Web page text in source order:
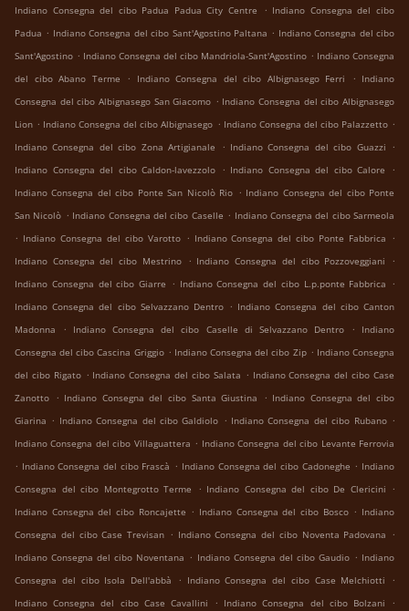
Indiano Consegna del cibo Padua Padua City Centre
. Indiano Consegna del cibo
Padua . Indiano Consegna del cibo Sant'Agostino Paltana . Indiano Consegna del cibo
Sant'Agostino . Indiano Consegna del cibo Mandriola-Sant'Agostino . Indiano Consegna
del cibo Abano Terme
. Indiano Consegna del cibo Albignasego Ferri . Indiano
Consegna del cibo Albignasego San Giacomo . Indiano Consegna del cibo Albignasego
Lion . Indiano Consegna del cibo Albignasego . Indiano Consegna del cibo Palazzetto .
Indiano Consegna del cibo Zona Artigianale
. Indiano Consegna del cibo Guazzi .
Indiano Consegna del cibo Caldon-lavezzolo . Indiano Consegna del cibo Calore
.
Indiano Consegna del cibo Ponte San Nicolò Rio . Indiano Consegna del cibo Ponte
San Nicolò . Indiano Consegna del cibo Caselle . Indiano Consegna del cibo Sarmeola
. Indiano Consegna del cibo Varotto . Indiano Consegna del cibo Ponte Fabbrica .
Indiano Consegna del cibo Mestrino . Indiano Consegna del cibo Pozzoveggiani
.
Indiano Consegna del cibo Giarre . Indiano Consegna del cibo L.p.ponte Fabbrica .
Indiano Consegna del cibo Selvazzano Dentro . Indiano Consegna del cibo Canton
Madonna
. Indiano Consegna del cibo Caselle di Selvazzano Dentro .
Indiano
Consegna del cibo Cascina Griggio . Indiano Consegna del cibo Zip . Indiano Consegna
del cibo Rigato . Indiano Consegna del cibo Salata . Indiano Consegna del cibo Case
Zanotto . Indiano Consegna del cibo Santa Giustina . Indiano Consegna del cibo
Giarina . Indiano Consegna del cibo Galdiolo . Indiano Consegna del cibo Rubano .
Indiano Consegna del cibo Villaguattera . Indiano Consegna del cibo Levante Ferrovia
. Indiano Consegna del cibo Frascà . Indiano Consegna del cibo Cadoneghe . Indiano
Consegna del cibo Montegrotto Terme
. Indiano Consegna del cibo De Clericini .
Indiano Consegna del cibo Roncajette . Indiano Consegna del cibo Bosco . Indiano
Consegna del cibo Case Trevisan . Indiano Consegna del cibo Noventa Padovana .
Indiano Consegna del cibo Noventana . Indiano Consegna del cibo Gaudio . Indiano
Consegna del cibo Isola Dell'abbà
. Indiano Consegna del cibo Case Melchiotti
.
Indiano Consegna del cibo Case Cavallini
. Indiano Consegna del cibo Bolzani
.